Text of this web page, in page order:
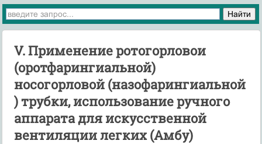
V. Применение ротогорловои
(оротфарингиальной)
носогорловой (назофарингиальной
) трубки, использование ручного
аппарата для искусственной
вентиляции легких (Амбу)